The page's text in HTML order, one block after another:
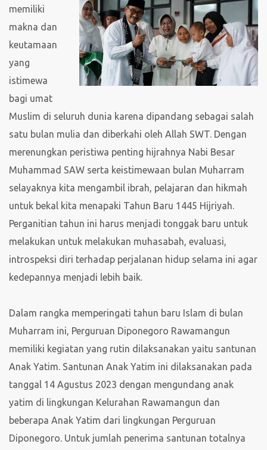
memiliki
makna dan
keutamaan
yang
istimewa
bagi umat
Muslim di seluruh dunia karena dipandang sebagai salah
satu bulan mulia dan diberkahi oleh Allah SWT. Dengan
merenungkan peristiwa penting hijrahnya Nabi Besar
Muhammad SAW serta keistimewaan bulan Muharram
selayaknya kita mengambil ibrah, pelajaran dan hikmah
untuk bekal kita menapaki Tahun Baru 1445 Hijriyah.
Perganitian tahun ini harus menjadi tonggak baru untuk
melakukan untuk melakukan muhasabah, evaluasi,
introspeksi diri terhadap perjalanan hidup selama ini agar
kedepannya menjadi lebih baik.
Dalam rangka memperingati tahun baru Islam di bulan
Muharram ini, Perguruan Diponegoro Rawamangun
memiliki kegiatan yang rutin dilaksanakan yaitu santunan
Anak Yatim. Santunan Anak Yatim ini dilaksanakan pada
tanggal 14 Agustus 2023 dengan mengundang anak
yatim di lingkungan Kelurahan Rawamangun dan
beberapa Anak Yatim dari lingkungan Perguruan
Diponegoro. Untuk jumlah penerima santunan totalnya